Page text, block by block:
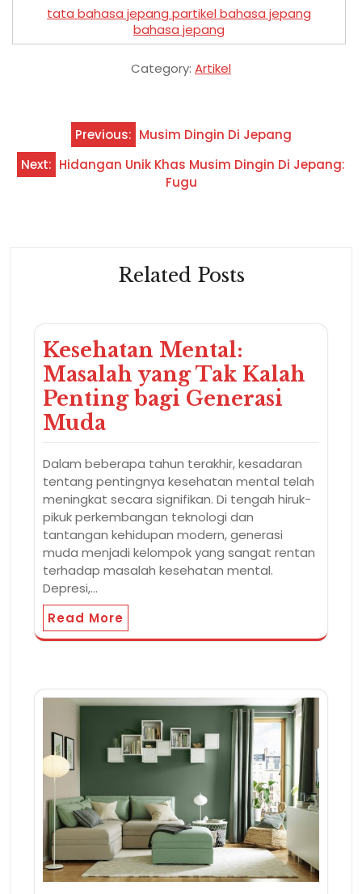
tata bahasa jepang partikel bahasa jepang
bahasa jepang
Category: Artikel
Navigasi
pos
Previous: Musim Dingin Di Jepang
Next: Hidangan Unik Khas Musim Dingin Di Jepang:
Fugu
Related Posts
Kesehatan Mental:
Masalah yang Tak Kalah
Penting bagi Generasi
Muda
Dalam beberapa tahun terakhir, kesadaran
tentang pentingnya kesehatan mental telah
meningkat secara signifikan. Di tengah hiruk-
pikuk perkembangan teknologi dan
tantangan kehidupan modern, generasi
muda menjadi kelompok yang sangat rentan
terhadap masalah kesehatan mental.
Depresi,…
Read More